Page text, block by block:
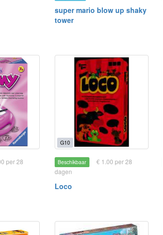
super mario blow up shaky
tower
per 28
G10
Beschikbaar
€ 1.00 per 28
dagen
Loco